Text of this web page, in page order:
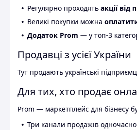
Регулярно проходять акції від
Великі покупки можна
Додаток Prom — у топ-3
Продавці з усієї України
Тут продають українські
Для тих, хто продає
Prom — маркетплейс для бізнесу
Три канали продажів